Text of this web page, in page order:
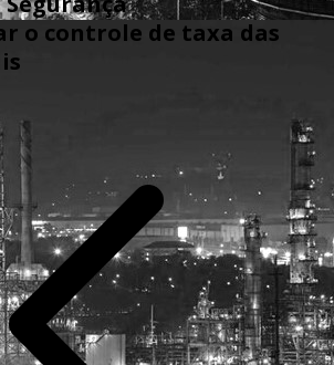
o controle de taxa das